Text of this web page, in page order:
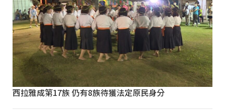
西拉雅成第17族 仍有8族待獲法定原民身分